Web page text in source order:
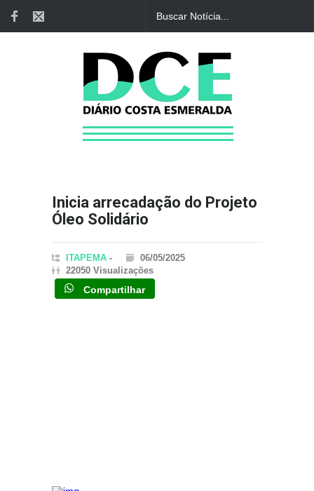
Inicia arrecadação do Projeto
Óleo Solidário
ITAPEMA -
06/05/2025
22050 Visualizações
Compartilhar